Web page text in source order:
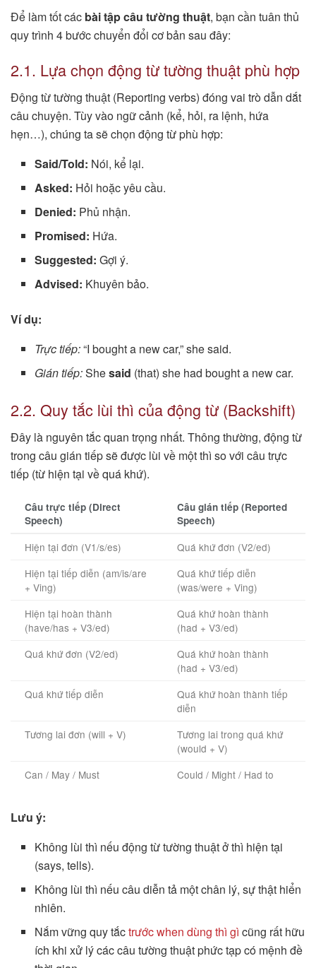
Để làm tốt các bài tập câu tường thuật, bạn cần tuân thủ
quy trình 4 bước chuyển đổi cơ bản sau đây:
2.1. Lựa chọn động từ tường thuật phù hợp
Động từ tường thuật (Reporting verbs) đóng vai trò dẫn dắt
câu chuyện. Tùy vào ngữ cảnh (kể, hỏi, ra lệnh, hứa
hẹn…), chúng ta sẽ chọn động từ phù hợp:
Said/Told: Nói, kể lại.
Asked: Hỏi hoặc yêu cầu.
Denied: Phủ nhận.
Promised: Hứa.
Suggested: Gợi ý.
Advised: Khuyên bảo.
Ví dụ:
Trực tiếp:“I bought a new car,” she said.
Gián tiếp:Shesaid (that) she had bought a new car.
2.2. Quy tắc lùi thì của động từ (Backshift)
Đây là nguyên tắc quan trọng nhất. Thông thường, động từ
trong câu gián tiếp sẽ được lùi về một thì so với câu trực
tiếp (từ hiện tại về quá khứ).
Câu trực tiếp (Direct
Speech)
Câu gián tiếp (Reported
Speech)
Hiện tại đơn (V1/s/es)
Quá khứ đơn (V2/ed)
Hiện tại tiếp diễn (am/is/are
+ Ving)
Quá khứ tiếp diễn
(was/were + Ving)
Hiện tại hoàn thành
(have/has + V3/ed)
Quá khứ hoàn thành
(had + V3/ed)
Quá khứ đơn (V2/ed)
Quá khứ hoàn thành
(had + V3/ed)
Quá khứ tiếp diễn
Quá khứ hoàn thành tiếp
diễn
Tương lai đơn (will + V)
Tương lai trong quá khứ
(would + V)
Can / May / Must
Could / Might / Had to
Lưu ý:
Không lùi thì nếu động từ tường thuật ở thì hiện tại
(says, tells).
Không lùi thì nếu câu diễn tả một chân lý, sự thật hiển
nhiên.
Nắm vững quy tắctrước when dùng thì gì cũng rất hữu
ích khi xử lý các câu tường thuật phức tạp có mệnh đề